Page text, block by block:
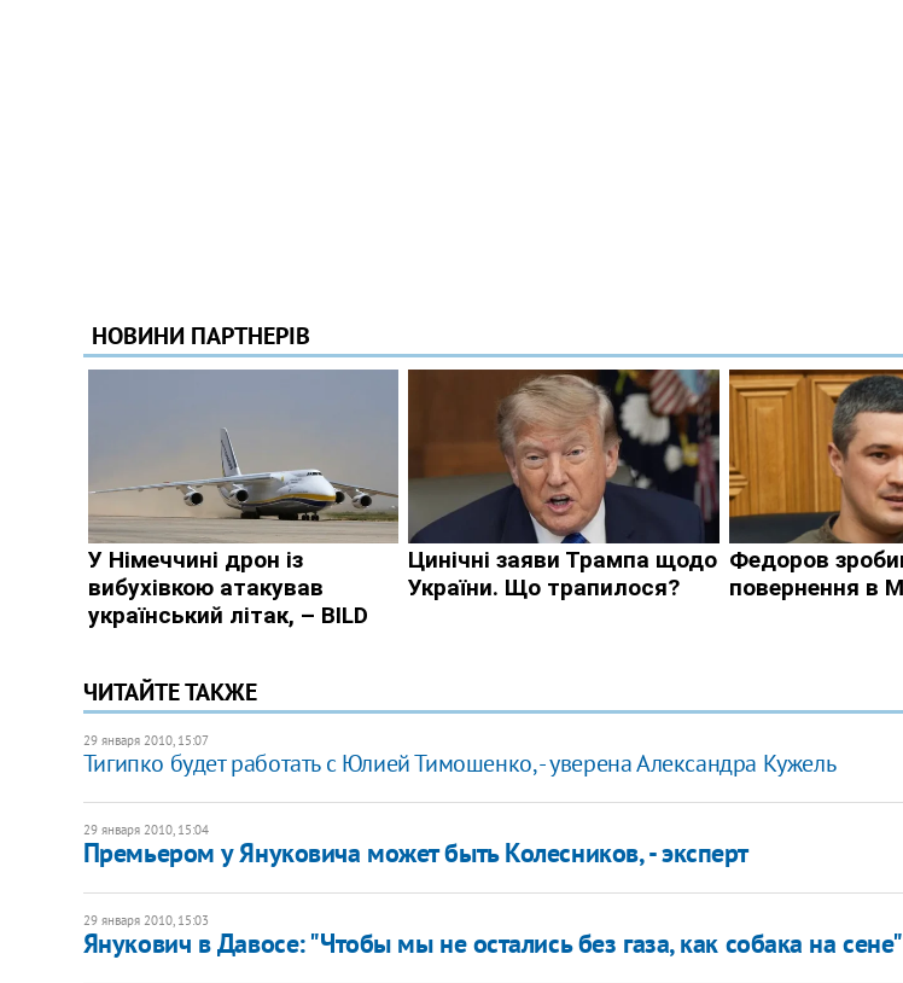
ЧИТАЙТЕ ТАКЖЕ
29 января 2010, 15:07
Тигипко будет работать с Юлией Тимошенко, - уверена Александра Кужель
29 января 2010, 15:04
Премьером у Януковича может быть Колесников, - эксперт
29 января 2010, 15:03
Янукович в Давосе: "Чтобы мы не остались без газа, как собака на сене"